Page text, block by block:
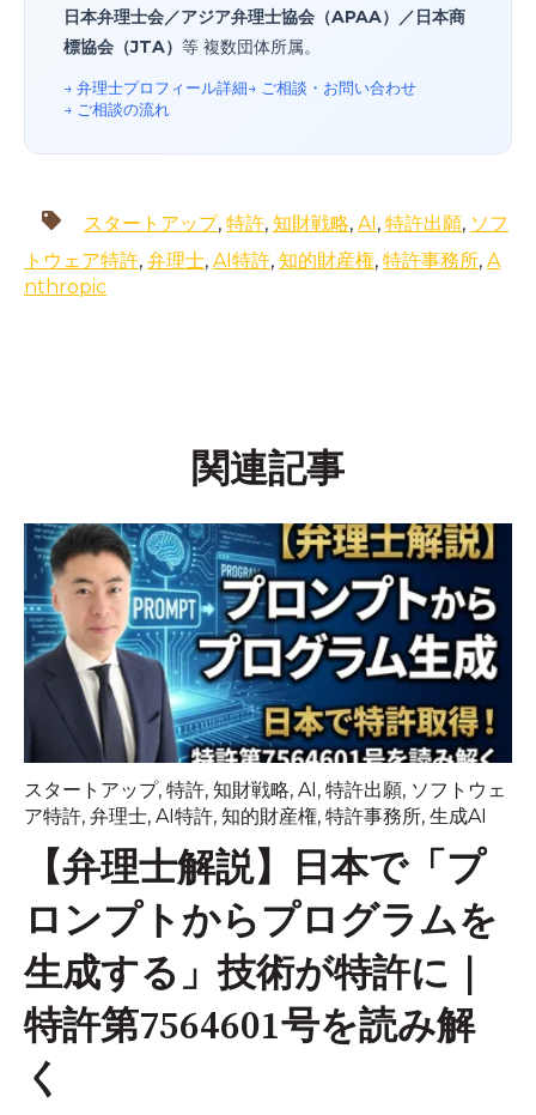
日本弁理士会／アジア弁理士協会（APAA）／日本商
標協会（JTA） 等 複数団体所属。
→ 弁理士プロフィール詳細→ ご相談・お問い合わせ
→ ご相談の流れ
スタートアップ, 特許, 知財戦略, AI, 特許出願, ソフ
トウェア特許, 弁理士, AI特許, 知的財産権, 特許事務所, A
nthropic
関連記事
スタートアップ, 特許, 知財戦略, AI, 特許出願, ソフトウェ
ア特許, 弁理士, AI特許, 知的財産権, 特許事務所, 生成AI
【弁理士解説】日本で「プ
ロンプトからプログラムを
生成する」技術が特許に｜
特許第7564601号を読み解
く